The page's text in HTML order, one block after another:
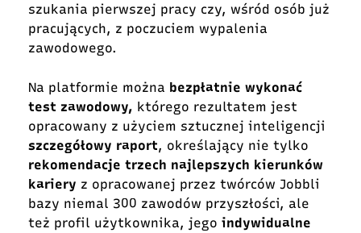
szukania pierwszej pracy czy, wśród osób już
pracujących, z poczuciem wypalenia
zawodowego.
Na platformie można bezpłatnie wykonać
test zawodowy, którego rezultatem jest
opracowany z użyciem sztucznej inteligencji
szczegółowy raport, określający nie tylko
rekomendacje trzech najlepszych kierunków
kariery z opracowanej przez twórców Jobbli
bazy niemal 300 zawodów przyszłości, ale
też profil użytkownika, jego indywidualne